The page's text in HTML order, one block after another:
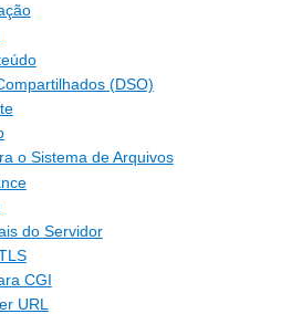
(DSO)
o Sistema de Arquivos
do Servidor
CGI
URL